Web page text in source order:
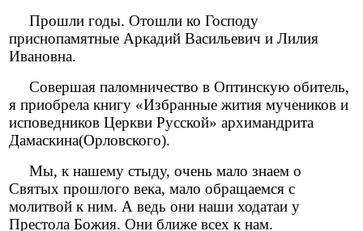
Прошли годы. Отошли ко Господу
приснопамятные Аркадий Васильевич и Лилия
Ивановна.
Совершая паломничество в Оптинскую обитель,
я приобрела книгу «Избранные жития мучеников и
исповедников Церкви Русской» архимандрита
Дамаскина(Орловского).
Мы, к нашему стыду, очень мало знаем о
Святых прошлого века, мало обращаемся с
молитвой к ним. А ведь они наши ходатаи у
Престола Божия. Они ближе всех к нам.